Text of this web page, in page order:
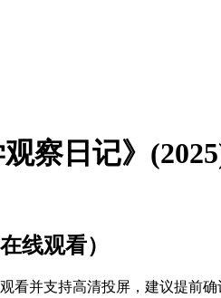
察日记》
线观看）
看并支持高清投屏，建议提前